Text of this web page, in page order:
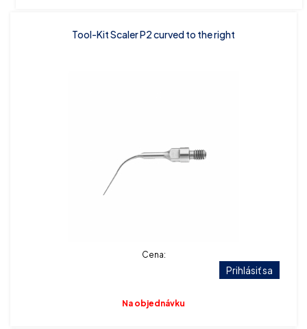
Tool-Kit Scaler P2 curved to the right
Cena:
Prihlásiť sa
Na objednávku